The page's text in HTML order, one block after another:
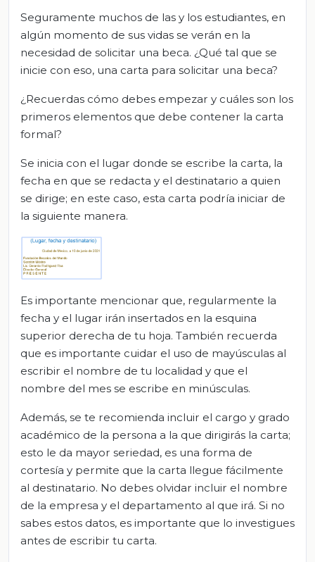
Seguramente muchos de las y los estudiantes, en
algún momento de sus vidas se verán en la
necesidad de solicitar una beca. ¿Qué tal que se
inicie con eso, una carta para solicitar una beca?
¿Recuerdas cómo debes empezar y cuáles son los
primeros elementos que debe contener la carta
formal?
Se inicia con el lugar donde se escribe la carta, la
fecha en que se redacta y el destinatario a quien
se dirige; en este caso, esta carta podría iniciar de
la siguiente manera.
Es importante mencionar que, regularmente la
fecha y el lugar irán insertados en la esquina
superior derecha de tu hoja. También recuerda
que es importante cuidar el uso de mayúsculas al
escribir el nombre de tu localidad y que el
nombre del mes se escribe en minúsculas.
Además, se te recomienda incluir el cargo y grado
académico de la persona a la que dirigirás la carta;
esto le da mayor seriedad, es una forma de
cortesía y permite que la carta llegue fácilmente
al destinatario. No debes olvidar incluir el nombre
de la empresa y el departamento al que irá. Si no
sabes estos datos, es importante que lo investigues
antes de escribir tu carta.